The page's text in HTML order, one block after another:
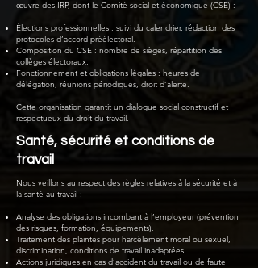
œuvre des IRP, dont le Comité social et économique (CSE) :
Élections professionnelles : suivi du calendrier, rédaction des
protocoles d’accord préélectoral.
Composition du CSE : nombre de sièges, répartition des
collèges électoraux.
Fonctionnement et obligations légales : heures de
délégation, réunions périodiques, droit d’alerte.
Cette organisation garantit un dialogue social constructif et
respectueux du droit du travail.
Santé, sécurité et conditions de
travail
Nous veillons au respect des règles relatives à la sécurité et à
la santé au travail :
Analyse des obligations incombant à l’employeur (prévention
des risques, formation, équipements).
Traitement des plaintes pour harcèlement moral ou sexuel,
discrimination, conditions de travail inadaptées.
Actions juridiques en cas d’accident du travail ou de faute